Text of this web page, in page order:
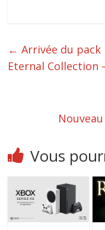
← Arrivée du pack
Eternal Collection
Nouveau
Vous